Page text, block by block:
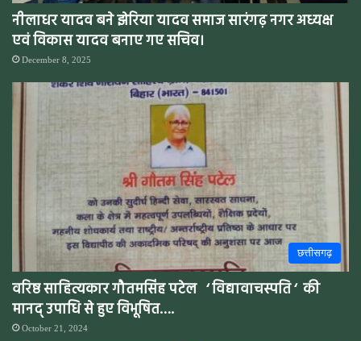
नीलाधर यादव बने झेरिया यादव समाज सारंगढ़ नगर अध्यक्ष
एवं विकास यादव बनाए गए सचिव।
December 8, 2025
छत्तीसगढ़
वरिष्ठ साहित्यकार गौतमसिंह पटेल ‘ विद्यावाचस्पति ‘ की
मानद् उपाधि से हुए विभूषित….
October 21, 2024